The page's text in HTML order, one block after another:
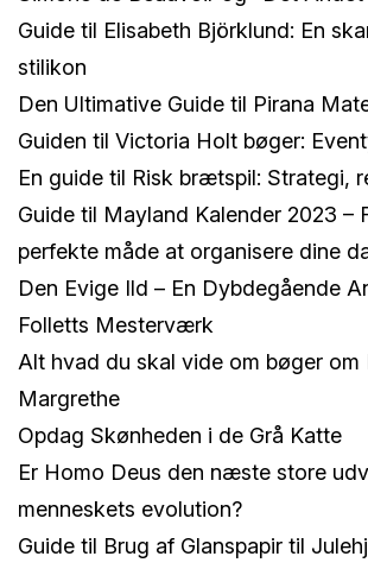
Guide til Elisabeth Björklund: En
stilikon
Den Ultimative Guide til Pirana
Guiden til Victoria Holt bøger:
En guide til Risk brætspil: Strategi,
Guide til Mayland Kalender 2023 –
perfekte måde at organisere dine
Den Evige Ild – En Dybdegående
Folletts Mesterværk
Alt hvad du skal vide om bøger om
Margrethe
Opdag Skønheden i de Grå Katte
Er Homo Deus den næste store
menneskets evolution?
Guide til Brug af Glanspapir til